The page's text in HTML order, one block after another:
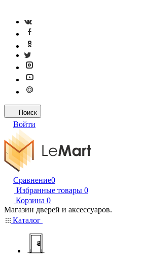
Поиск
Войти
Сравнение0
Избранные товары 0
Корзина 0
Магазин дверей и аксессуаров.
Каталог